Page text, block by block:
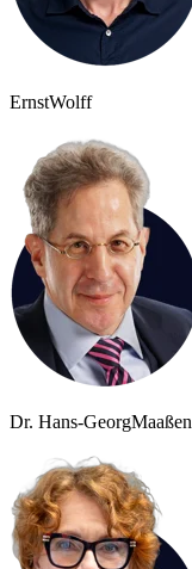
ErnstWolff
Dr. Hans-GeorgMaaßen